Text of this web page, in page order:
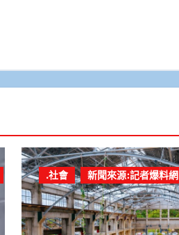
.社會 新聞來源:記者爆料網